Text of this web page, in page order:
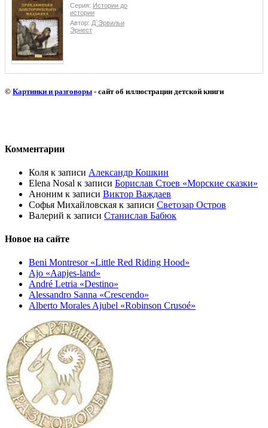
Серия: Истории до
истории
Автор: Д`Эрвильи
Эрнест
© Картинки и разговоры - сайт об иллюстрации детской книги
Комментарии
Коля к записи Александр Кошкин
Elena Nosal к записи Борислав Стоев «Морские сказки»
Аноним к записи Виктор Важдаев
Софья Михайловская к записи Светозар Остров
Валерий к записи Станислав Бабюк
Новое на сайте
Beni Montresor «Little Red Riding Hood»
Ajo «Aapjes-land»
André Letria «Destino»
Alessandro Sanna «Crescendo»
Alberto Morales Ajubel «Robinson Crusoé»